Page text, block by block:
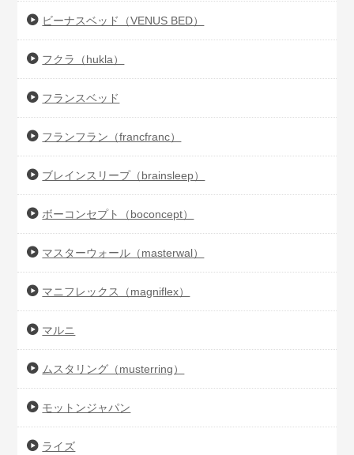
ビーナスベッド（VENUS BED）
フクラ（hukla）
フランスベッド
フランフラン（francfranc）
ブレインスリープ（brainsleep）
ボーコンセプト（boconcept）
マスターウォール（masterwal）
マニフレックス（magniflex）
マルニ
ムスタリング（musterring）
モットンジャパン
ライズ